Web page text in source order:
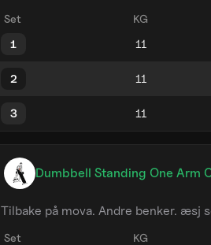
Set KG
1
2
3
Dumbbell Standing One Arm
Tilbake på mova. Andre benker. æsj
Set KG